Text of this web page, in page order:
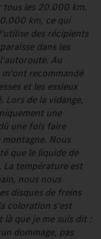
tous les 20.000 km.
km, ce qui
des récipients
dans les
Au
m'ont recommandé
et les essieux
de la vidange,
une
une fois faire
Nous
que le liquide de
température est
nous nous
disques de freins
coloration s'est
là que je me suis dit :
dommage, pas